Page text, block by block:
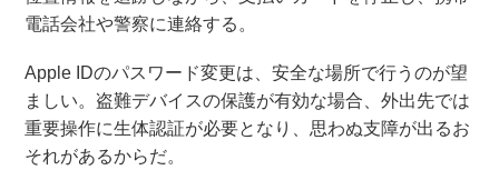
電話会社や警察に連絡する。
Apple IDのパスワード変更は、安全な場所で行うのが望
ましい。盗難デバイスの保護が有効な場合、外出先では
重要操作に生体認証が必要となり、思わぬ支障が出るお
それがあるからだ。